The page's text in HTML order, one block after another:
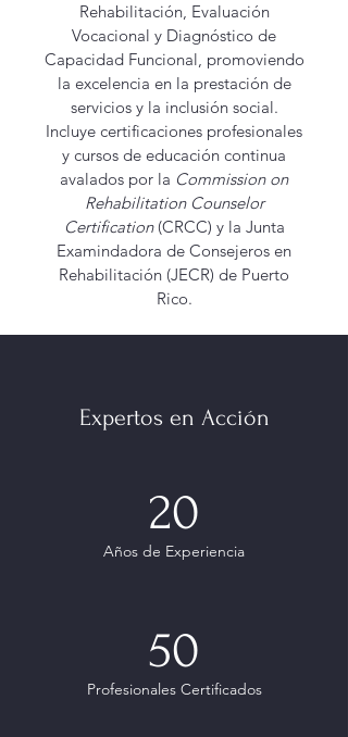
Rehabilitación, Evaluación
Vocacional y Diagnóstico de
Capacidad Funcional, promoviendo
la excelencia en la prestación de
servicios y la inclusión social.
Incluye certificaciones profesionales
y cursos de educación continua
avalados por la Commission on
Rehabilitation Counselor
Certification (CRCC) y la Junta
Examindadora de Consejeros en
Rehabilitación (JECR) de Puerto
Rico.
Expertos en Acción
20
Años de Experiencia
50
Profesionales Certificados